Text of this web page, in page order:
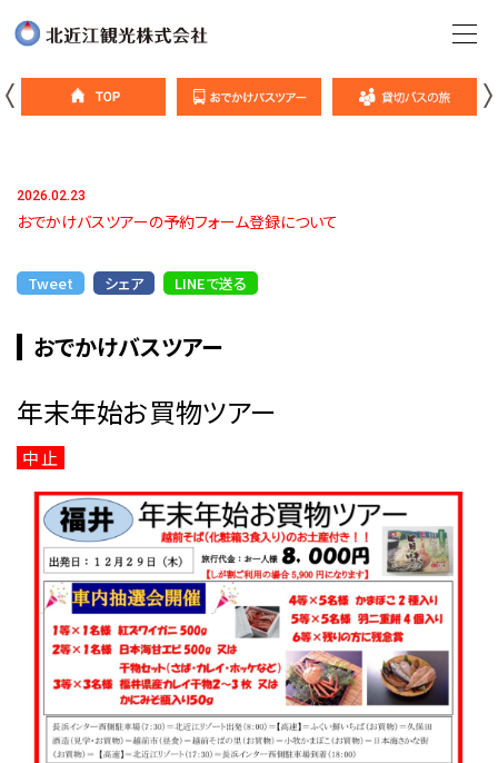
2026.02.23
おでかけバスツアーの予約フォーム登録について
Tweet シェア LINEで送る
おでかけバスツアー
年末年始お買物ツアー
中止